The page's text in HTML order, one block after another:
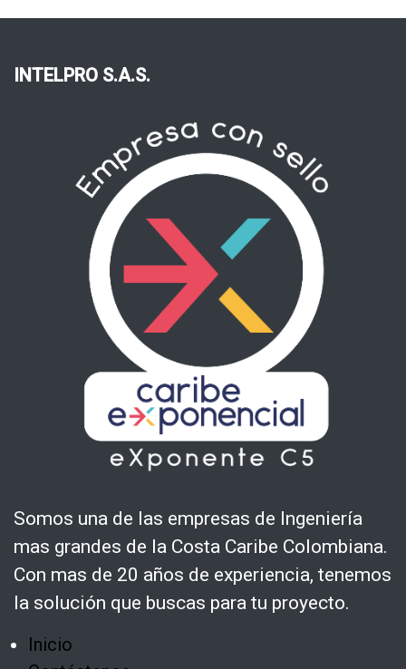
INTELPRO S.A.S.
Somos una de las empresas de Ingeniería
mas grandes de la Costa Caribe Colombiana.
Con mas de 20 años de experiencia, tenemos
la solución que buscas para tu proyecto.
Inicio